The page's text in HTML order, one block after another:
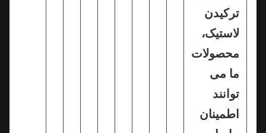
ترکیدن
لاستیک،
محصولات
ما می
توانند
اطمینان